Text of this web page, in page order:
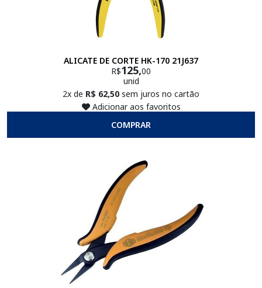
ALICATE DE CORTE HK-170 21J637
R$125,00
unid
2x de R$ 62,50 sem juros no cartão
Adicionar aos favoritos
COMPRAR